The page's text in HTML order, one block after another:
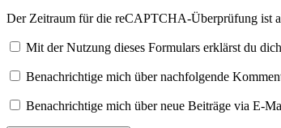
Der Zeitraum für die reCAPTCHA-Überprüfung ist
Mit der Nutzung dieses Formulars erklärst du
Benachrichtige mich über nachfolgende
Benachrichtige mich über neue Beiträge via E-